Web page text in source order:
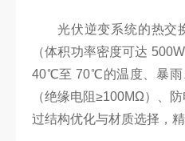
光伏逆变系统的热交
（体积功率密度可达
40℃至 70℃的温度、暴雨
（绝缘电阻≥100MΩ）、
过结构优化与材质选择，